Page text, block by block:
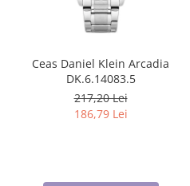
Ceas Daniel Klein Arcadia
DK.6.14083.5
217,20 Lei
186,79 Lei